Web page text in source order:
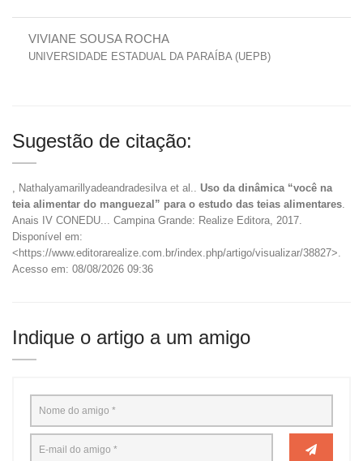
VIVIANE SOUSA ROCHA
UNIVERSIDADE ESTADUAL DA PARAÍBA (UEPB)
Sugestão de citação:
, Nathalyamarillyadeandradesilva et al.. Uso da dinâmica “você na
teia alimentar do manguezal” para o estudo das teias alimentares
Anais IV CONEDU... Campina Grande: Realize Editora, 2017.
Disponível em:
<https://www.editorarealize.com.br/index.php/artigo/visualizar/38827>.
Acesso em: 08/08/2026 09:36
Indique o artigo a um amigo